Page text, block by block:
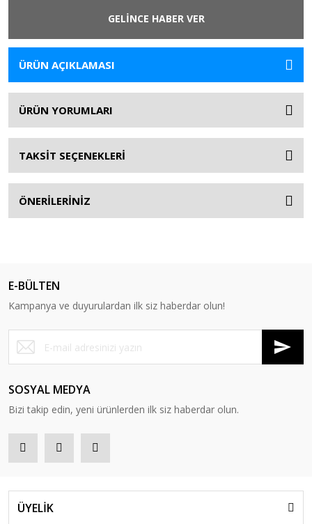
GELİNCE HABER VER
ÜRÜN AÇIKLAMASI
ÜRÜN YORUMLARI
TAKSİT SEÇENEKLERİ
ÖNERİLERİNİZ
E-BÜLTEN
Kampanya ve duyurulardan ilk siz haberdar olun!
SOSYAL MEDYA
Bizi takip edin, yeni ürünlerden ilk siz haberdar olun.
ÜYELİK